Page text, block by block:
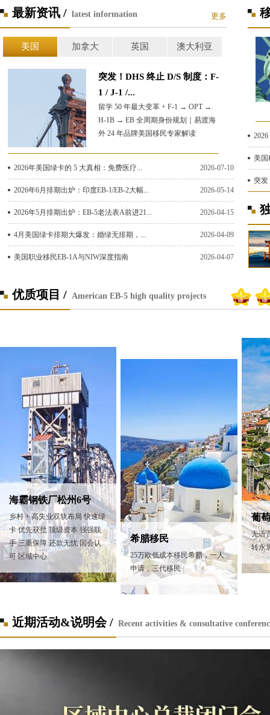
更多
最新资讯 / latest information
美国 加拿大 英国 澳大利亚
突发！DHS 终止 D/S 制度：F-
1 / J-1 /...
留学 50 年最大变革 + F-1 → OPT →
H-1B → EB 全周期身份规划｜易渡海
外 24 年品牌美国移民专家解读
2026-07-10
2026年美国绿卡的 5 大真相：免费医疗...
2026-05-14
2026年6月排期出炉：印度EB-1/EB-2大幅...
2026-04-15
2026年5月排期出炉：EB-5老法表A前进21...
2026-04-09
4月美国绿卡排期大爆发：婚绿无排期，...
2026-04-07
美国职业移民EB-1A与NIW深度指南
美国
突发
优质项目 / American EB-5 high quality projects
海霸钢铁厂松州6号
乡村 + 高失业双轨布局 快速绿
卡 优先获批 顶级资本 强强联
手 三重保障 还款无忧 国会认
可 区域中心
希腊移民
25万欧低成本移民希腊，一人
申请，三代移民
葡
无语
转永
近期活动&说明会 / Recent activities & consultative